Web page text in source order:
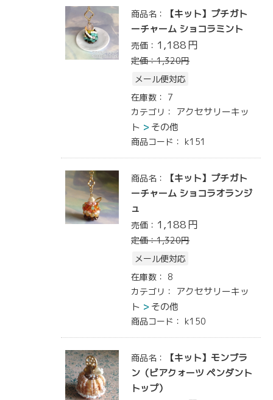
商品名：
【キット】プチガト
ーチャーム ショコラミント
売価： 1,188円
定価：1,320円
メール便対応
在庫数： 7
カテゴリ：
アクセサリーキッ
ト
その他
商品コード： k151
商品名：
【キット】プチガト
ーチャーム ショコラオランジ
ュ
売価： 1,188円
定価：1,320円
メール便対応
在庫数： 8
カテゴリ：
アクセサリーキッ
ト
その他
商品コード： k150
商品名：
【キット】モンブラ
ン（ビアクォーツ ペンダント
トップ）